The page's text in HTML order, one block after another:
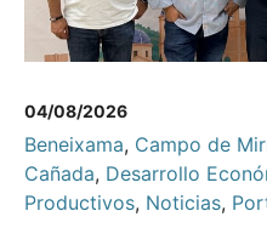
04/08/2026
Beneixama, Campo de
Cañada, Desarrollo
Productivos, Noticias,